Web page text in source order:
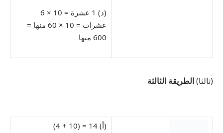
(د) 1 عشرة = 10 × 6
عشرات = 10 × 60 منها =
600 منها
(ثالثا)الطريقة الثالثة
(أ) 14 = (10 + 4)